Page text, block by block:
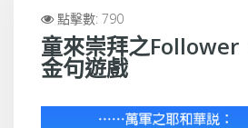
點擊數: 790
童來崇拜之Follower
金句遊戲